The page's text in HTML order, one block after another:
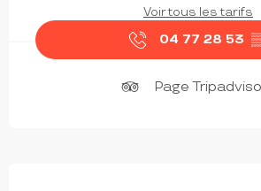
Voir tous les tarifs
04 77 28 53
Page